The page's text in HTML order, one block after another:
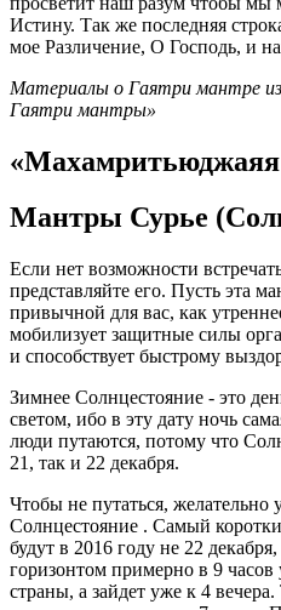
Истину. Так же последняя
мое Различение, О Господь, и
Материалы о Гаятри мантре
Гаятри мантры»
Мантры Сурье
Если нет возможности
представляйте его. Пусть эта
привычной для вас, как
мобилизует защитные силы
и способствует быстрому
Зимнее Солнцестояние - это
светом, ибо в эту дату ночь
люди путаются, потому что
21, так и 22 декабря.
Чтобы не путаться, желательно
Солнцестояние . Самый
будут в 2016 году не 22
горизонтом примерно в 9 часов
страны, а зайдет уже к 4